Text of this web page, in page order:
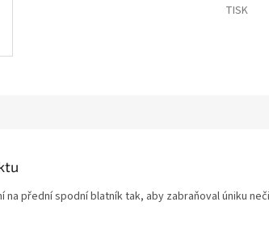
TISK
na přední spodní blatník tak, aby zabraňoval úniku